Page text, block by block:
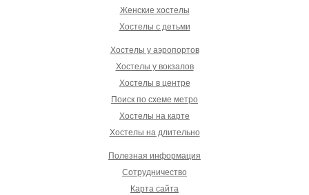
Женские хостелы
Хостелы с детьми
Хостелы у аэропортов
Хостелы у вокзалов
Хостелы в центре
Поиск по схеме метро
Хостелы на карте
Хостелы на длительно
Полезная информация
Сотрудничество
Карта сайта